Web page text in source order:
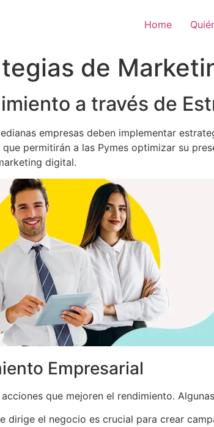
Home
de
a través de
empresas deben implementar
permitirán a las Pymes optimizar su
digital.
Empresarial
que mejoren el rendimiento.
dirige el negocio es crucial para crear